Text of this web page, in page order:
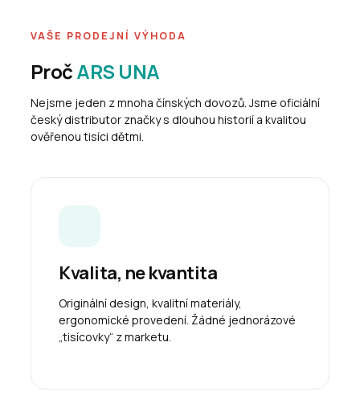
VAŠE PRODEJNÍ VÝHODA
PročARS UNA
Nejsme jeden z mnoha čínských dovozů. Jsme oficiální
český distributor značky s dlouhou historií a kvalitou
ověřenou tisíci dětmi.
Kvalita, ne kvantita
Originální design, kvalitní materiály,
ergonomické provedení. Žádné jednorázové
„tisícovky“ z marketu.